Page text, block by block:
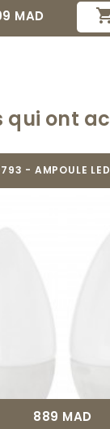
Prix
MAD
qui ont
- AMPOULE
Prix
889 MAD